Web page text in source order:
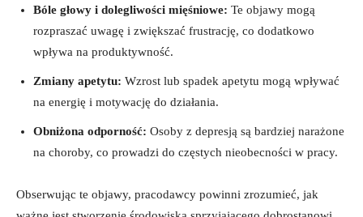
Bóle głowy i dolegliwości⁢ mięśniowe: ​Te⁢ objawy mogą
⁤rozpraszać uwagę i zwiększać frustrację, co dodatkowo⁢
wpływa na produktywność.
Zmiany apetytu: Wzrost⁤ lub⁤ spadek ‍apetytu mogą ‌wpływać
na energię i motywację do działania.
Obniżona odporność: Osoby⁣ z depresją są bardziej ‌narażone
na choroby, co prowadzi​ do częstych nieobecności ‍w​ pracy.
Obserwując te objawy, pracodawcy powinni zrozumieć, ‍jak